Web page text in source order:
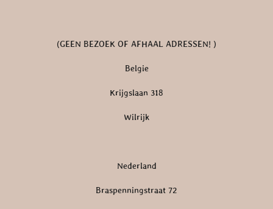
(GEEN BEZOEK OF AFHAAL ADRESSEN! )
Belgie
Krijgslaan 318
Wilrijk
Nederland
Braspenningstraat 72